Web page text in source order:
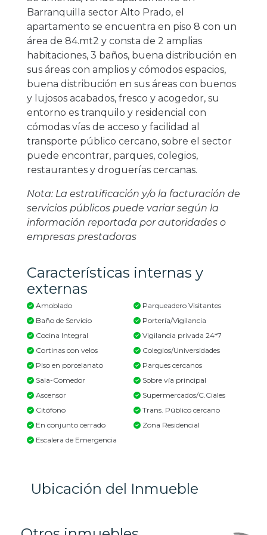
Barranquilla sector Alto Prado, el
apartamento se encuentra en piso 8 con un
área de 84.mt2 y consta de 2 amplias
habitaciones, 3 baños, buena distribución en
sus áreas con amplios y cómodos espacios,
buena distribución en sus áreas con buenos
y lujosos acabados, fresco y acogedor, su
entorno es tranquilo y residencial con
cómodas vías de acceso y facilidad al
transporte público cercano, sobre el sector
puede encontrar, parques, colegios,
restaurantes y droguerías cercanas.
Nota: La estratificación y/o la facturación de
servicios públicos puede variar según la
información reportada por autoridades o
empresas prestadoras
Características internas y
externas
Amoblado
Baño de Servicio
Cocina Integral
Cortinas con velos
Piso en porcelanato
Sala-Comedor
Ascensor
Citófono
En conjunto cerrado
Escalera de Emergencia
Parqueadero Visitantes
Portería/Vigilancia
Vigilancia privada 24*7
Colegios/Universidades
Parques cercanos
Sobre vía principal
Supermercados/C.Ciales
Trans. Público cercano
Zona Residencial
Ubicación del Inmueble